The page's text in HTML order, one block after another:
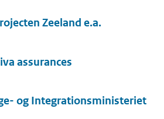
Zeeland e.a.
assurances
og Integrationsministeriet